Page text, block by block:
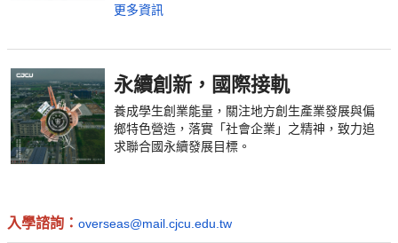
更多資訊
永續創新，國際接軌
養成學生創業能量， 關注地方創生產業發展與偏
鄉特色營造，落實「社會企業」之精神，致力追
求聯合國永續發展目標。
入學諮詢：overseas@mail.cjcu.edu.tw